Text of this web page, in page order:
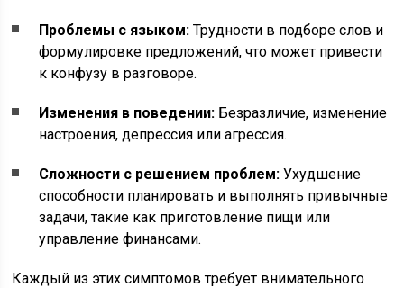
Проблемы с языком: Трудности в подборе слов и
формулировке предложений, что может привести
к конфузу в разговоре.
Изменения в поведении: Безразличие, изменение
настроения, депрессия или агрессия.
Сложности с решением проблем: Ухудшение
способности планировать и выполнять привычные
задачи, такие как приготовление пищи или
управление финансами.
Каждый из этих симптомов требует внимательного